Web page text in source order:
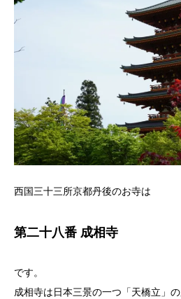
西国三十三所京都丹後のお寺は
第二十八番 成相寺
です。
成相寺は日本三景の一つ「天橋立」